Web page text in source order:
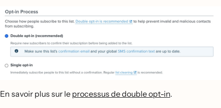
En savoir plus sur le processus de double opt-in.